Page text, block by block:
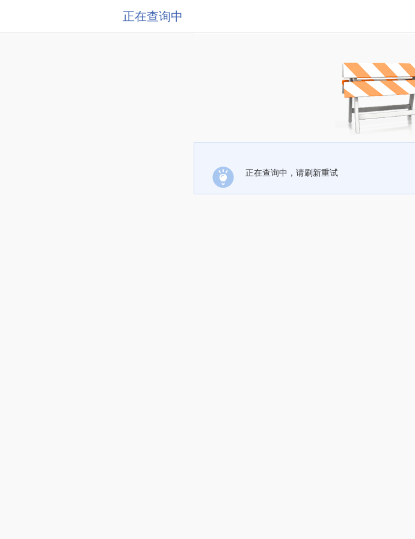
正在查询中
正在查询中，请刷新重试